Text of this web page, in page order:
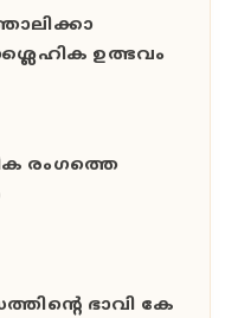
ഉത്ഭവം
രംഗത്തെ
ഭാ​വി കേ​